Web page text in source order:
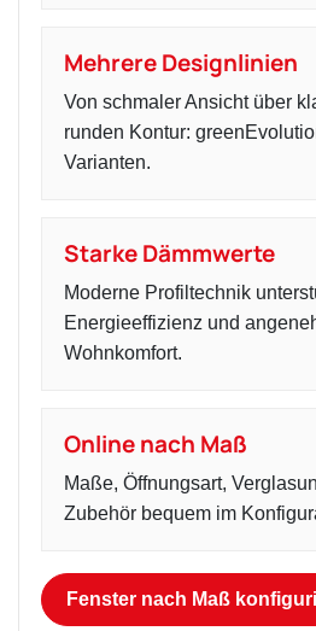
Mehrere Designlinien
Von schmaler Ansicht über
runden Kontur:
Varianten.
Starke Dämmwerte
Moderne Profiltechnik
Energieeffizienz und
Wohnkomfort.
Online nach Maß
Maße, Öffnungsart,
Zubehör bequem im
Fenster nach Maß